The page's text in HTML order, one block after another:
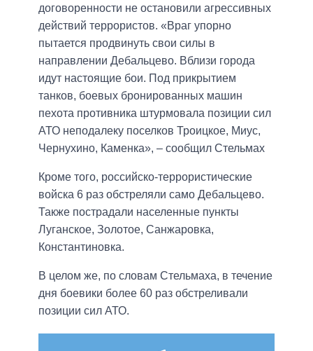
договоренности не остановили агрессивных
действий террористов. «Враг упорно
пытается продвинуть свои силы в
направлении Дебальцево. Вблизи города
идут настоящие бои. Под прикрытием
танков, боевых бронированных машин
пехота противника штурмовала позиции сил
АТО неподалеку поселков Троицкое, Миус,
Чернухино, Каменка», – сообщил Стельмах
Кроме того, российско-террористические
войска 6 раз обстреляли само Дебальцево.
Также пострадали населенные пункты
Луганское, Золотое, Санжаровка,
Константиновка.
В целом же, по словам Стельмаха, в течение
дня боевики более 60 раз обстреливали
позиции сил АТО.